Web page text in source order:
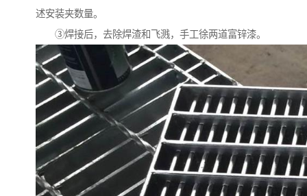
述安装夹数量。
③焊接后，去除焊渣和飞溅，手工徐两道富锌漆。